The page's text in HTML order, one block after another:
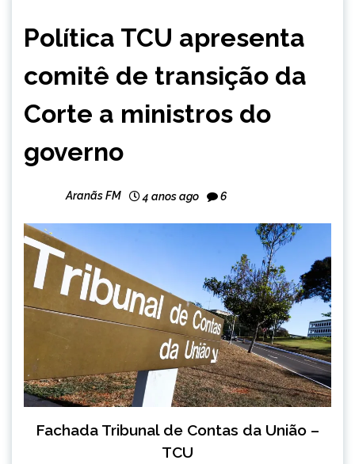
NOTÍCIAS
Política TCU apresenta
comitê de transição da
Corte a ministros do
governo
Aranãs FM 4 anos ago 6
Fachada Tribunal de Contas da União –
TCU